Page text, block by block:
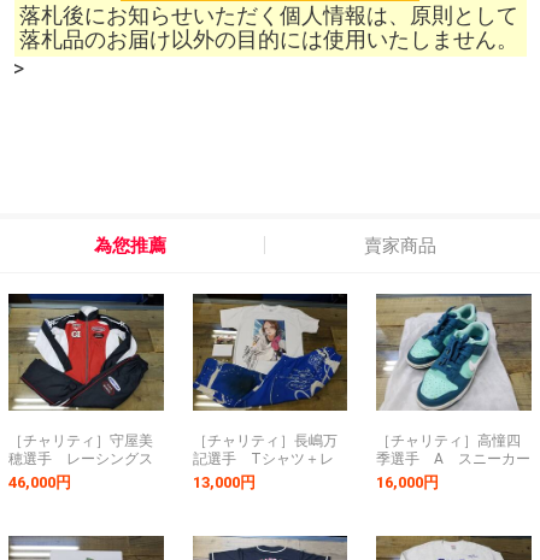
落札後にお知らせいただく個人情報は、原則として
落札品のお届け以外の目的には使用いたしません。
>
為您推薦 賣家商品
［チャリティ］守屋美
穂選手 レーシングス
ーツセット
46,000円
［チャリティ］長嶋万
記選手 Tシャツ＋レ
ーシングスーツ＋手紙
13,000円
［チャリティ］高憧四
季選手 A スニーカー
16,000円